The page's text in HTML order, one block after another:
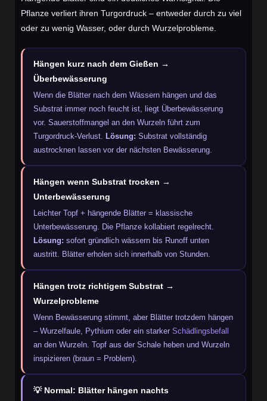
Pflanze verliert ihren Turgordruck – entweder durch zu viel
oder zu wenig Wasser, oder durch Wurzelprobleme.
Hängen kurz nach dem Gießen →
Überbewässerung
Wenn die Blätter nach dem Wässern hängen und das
Substrat immer noch feucht ist, liegt Überbewässerung
vor. Sauerstoffmangel an den Wurzeln führt zum
Turgordruck-Verlust.
Lösung: Substrat vollständig
austrocknen lassen vor der nächsten Bewässerung.
Hängen wenn Substrat trocken →
Unterbewässerung
Leichter Topf + hängende Blätter = klassische
Unterbewässerung. Die Pflanze kollabiert regelrecht.
Lösung: sofort gründlich wässern bis Runoff unten
austritt. Blätter erholen sich innerhalb von Stunden.
Hängen trotz richtigem Substrat →
Wurzelprobleme
Wenn Bewässerung stimmt, aber Blätter trotzdem hängen
– Wurzelfaule, Pythium oder ein starker Schädlingsbefall
an den Wurzeln. Topf aus der Schale heben und Wurzeln
inspizieren (braun = Problem).
💡 Normal: Blätter hängen nachts